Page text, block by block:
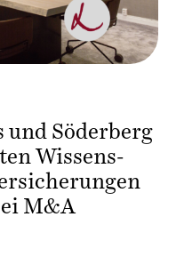
Söderberg
Wissens-
M&A